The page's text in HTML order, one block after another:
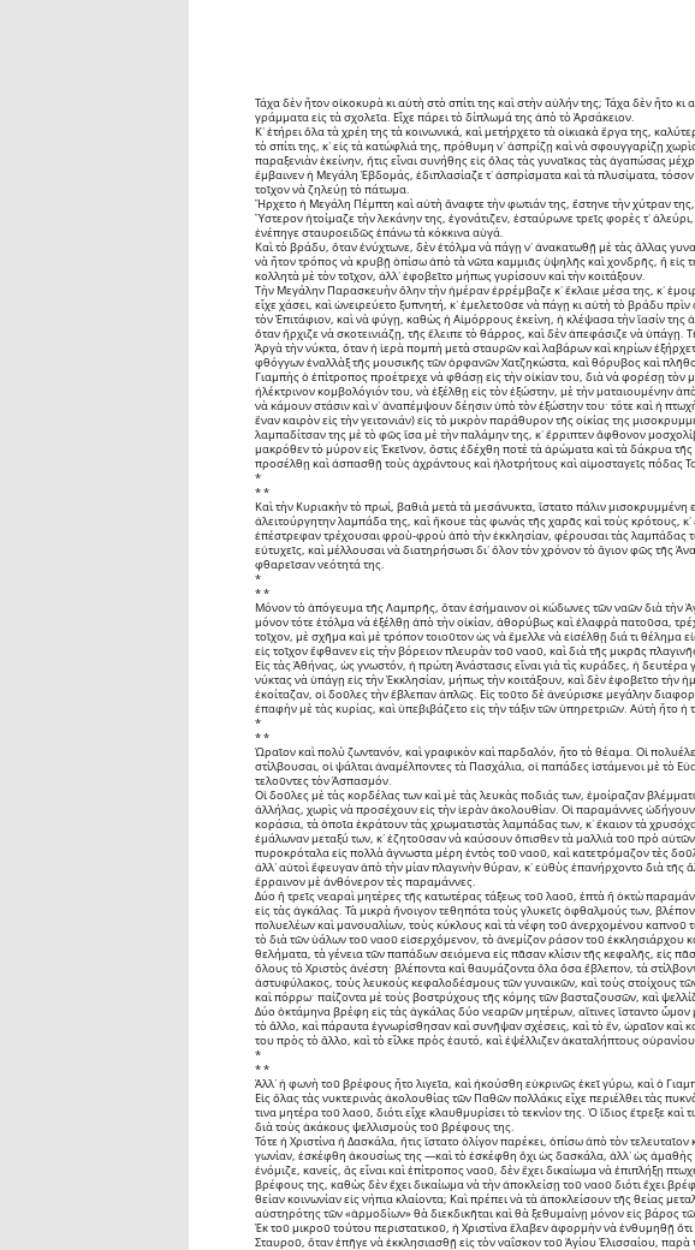
Τάχα δὲν ἦτον οἰκοκυρὰ κι αὐτὴ στὸ σπίτι της καὶ στὴν αὐλήν της; Τάχα δὲν ἦτο
γράμματα εἰς τὰ σχολεῖα. Εἶχε πάρει τὸ δίπλωμά της ἀπὸ τὸ Ἀρσάκειον.
Κ᾽ ἐτήρει ὅλα τὰ χρέη της τὰ κοινωνικά, καὶ μετήρχετο τὰ οἰκιακὰ ἔργα της,
τὸ σπίτι της, κ᾽ εἰς τὰ κατώφλιά της, πρόθυμη ν᾽ ἀσπρίζῃ καὶ νὰ σφουγγαρίζῃ
παραξενιὰν ἐκείνην, ἥτις εἶναι συνήθης εἰς ὅλας τὰς γυναῖκας τὰς ἀγαπώσας
ἔμβαινεν ἡ Μεγάλη Ἑβδομάς, ἐδιπλασίαζε τ᾽ ἀσπρίσματα καὶ τὰ πλυσίματα,
τοῖχον νὰ ζηλεύῃ τὸ πάτωμα.
Ἤρχετο ἡ Μεγάλη Πέμπτη καὶ αὐτὴ ἄναφτε τὴν φωτιάν της, ἔστηνε τὴν χύτραν
Ὕστερον ἡτοίμαζε τὴν λεκάνην της, ἐγονάτιζεν, ἐσταύρωνε τρεῖς φορὲς τ᾽
ἐνέπηγε σταυροειδῶς ἐπάνω τὰ κόκκινα αὐγά.
Καὶ τὸ βράδυ, ὅταν ἐνύχτωνε, δὲν ἐτόλμα νὰ πάγῃ ν᾽ ἀνακατωθῇ μὲ τὰς ἄλλας
νὰ ἦτον τρόπος νὰ κρυβῇ ὀπίσω ἀπὸ τὰ νῶτα καμμιᾶς ὑψηλῆς καὶ χονδρῆς, ἢ εἰς
κολλητὰ μὲ τὸν τοῖχον, ἀλλ᾽ ἐφοβεῖτο μήπως γυρίσουν καὶ τὴν κοιτάξουν.
Τὴν Μεγάλην Παρασκευὴν ὅλην τὴν ἡμέραν ἐρρέμβαζε κ᾽ ἔκλαιε μέσα της, κ᾽
εἶχε χάσει, καὶ ὠνειρεύετο ξυπνητή, κ᾽ ἐμελετοῦσε νὰ πάγῃ κι αὐτὴ τὸ βράδυ
τὸν Ἐπιτάφιον, καὶ νὰ φύγῃ, καθὼς ἡ Αἱμόρρους ἐκείνη, ἡ κλέψασα τὴν ἴασίν της
ὅταν ἤρχιζε νὰ σκοτεινιάζῃ, τῆς ἔλειπε τὸ θάρρος, καὶ δὲν ἀπεφάσιζε νὰ ὑπάγῃ.
Ἀργὰ τὴν νύκτα, ὅταν ἡ ἱερὰ πομπὴ μετὰ σταυρῶν καὶ λαβάρων καὶ κηρίων
φθόγγων ἐναλλὰξ τῆς μουσικῆς τῶν ὀρφανῶν Χατζηκώστα, καὶ θόρυβος καὶ
Γιαμπὴς ὁ ἐπίτροπος προέτρεχε νὰ φθάσῃ εἰς τὴν οἰκίαν του, διὰ νὰ φορέσῃ τὸν
ἠλέκτρινον κομβολόγιόν του, νὰ ἐξέλθῃ εἰς τὸν ἐξώστην, μὲ τὴν ματαιουμένην
νὰ κάμουν στάσιν καὶ ν᾽ ἀναπέμψουν δέησιν ὑπὸ τὸν ἐξώστην του· τότε καὶ ἡ
ἕναν καιρὸν εἰς τὴν γειτονιάν) εἰς τὸ μικρὸν παράθυρον τῆς οἰκίας της
λαμπαδίτσαν της μὲ τὸ φῶς ἴσα μὲ τὴν παλάμην της, κ᾽ ἔρριπτεν ἄφθονον
μακρόθεν τὸ μύρον εἰς Ἐκεῖνον, ὅστις ἐδέχθη ποτὲ τὰ ἀρώματα καὶ τὰ δάκρυα
προσέλθῃ καὶ ἀσπασθῇ τοὺς ἀχράντους καὶ ἡλοτρήτους καὶ αἱμοσταγεῖς πόδας
*
* *
Καὶ τὴν Κυριακὴν τὸ πρωί, βαθιὰ μετὰ τὰ μεσάνυκτα, ἵστατο πάλιν
ἀλειτούργητην λαμπάδα της, καὶ ἤκουε τὰς φωνὰς τῆς χαρᾶς καὶ τοὺς κρότους,
ἐπέστρεφαν τρέχουσαι φροὺ-φροὺ ἀπὸ τὴν ἐκκλησίαν, φέρουσαι τὰς λαμπάδας
εὐτυχεῖς, καὶ μέλλουσαι νὰ διατηρήσωσι δι᾽ ὅλον τὸν χρόνον τὸ ἅγιον φῶς τῆς
φθαρεῖσαν νεότητά της.
*
* *
Μόνον τὸ ἀπόγευμα τῆς Λαμπρῆς, ὅταν ἐσήμαινον οἱ κώδωνες τῶν ναῶν διὰ τὴν
μόνον τότε ἐτόλμα νὰ ἐξέλθῃ ἀπὸ τὴν οἰκίαν, ἀθορύβως καὶ ἐλαφρὰ πατοῦσα,
τοῖχον, μὲ σχῆμα καὶ μὲ τρόπον τοιοῦτον ὡς νὰ ἔμελλε νὰ εἰσέλθῃ διά τι θέλημα
εἰς τοῖχον ἔφθανεν εἰς τὴν βόρειον πλευρὰν τοῦ ναοῦ, καὶ διὰ τῆς μικρᾶς
Εἰς τὰς Ἀθήνας, ὡς γνωστόν, ἡ πρώτη Ἀνάστασις εἶναι γιὰ τὶς κυράδες, ἡ δευτέρα
νύκτας νὰ ὑπάγῃ εἰς τὴν Ἐκκλησίαν, μήπως τὴν κοιτάξουν, καὶ δὲν ἐφοβεῖτο τὴν
ἐκοίταζαν, οἱ δοῦλες τὴν ἔβλεπαν ἁπλῶς. Εἰς τοῦτο δὲ ἀνεύρισκε μεγάλην
ἐπαφὴν μὲ τὰς κυρίας, καὶ ὑπεβιβάζετο εἰς τὴν τάξιν τῶν ὑπηρετριῶν. Αὐτὴ ἦτο ἡ
*
* *
Ὡραῖον καὶ πολὺ ζωντανόν, καὶ γραφικὸν καὶ παρδαλόν, ἦτο τὸ θέαμα. Οἱ
στίλβουσαι, οἱ ψάλται ἀναμέλποντες τὰ Πασχάλια, οἱ παπάδες ἱστάμενοι μὲ τὸ
τελοῦντες τὸν Ἀσπασμόν.
Οἱ δοῦλες μὲ τὰς κορδέλας των καὶ μὲ τὰς λευκὰς ποδιάς των, ἐμοίραζαν
ἀλλήλας, χωρὶς νὰ προσέχουν εἰς τὴν ἱερὰν ἀκολουθίαν. Οἱ παραμάννες ὡδήγουν
κοράσια, τὰ ὁποῖα ἐκράτουν τὰς χρωματιστὰς λαμπάδας των, κ᾽ ἔκαιον τὰ
ἐμάλωναν μεταξύ των, κ᾽ ἐζητοῦσαν νὰ καύσουν ὄπισθεν τὰ μαλλιὰ τοῦ πρὸ
πυροκρόταλα εἰς πολλὰ ἄγνωστα μέρη ἐντὸς τοῦ ναοῦ, καὶ κατετρόμαζον τὲς
ἀλλ᾽ αὐτοὶ ἔφευγαν ἀπὸ τὴν μίαν πλαγινὴν θύραν, κ᾽ εὐθὺς ἐπανήρχοντο διὰ τῆς
ἔρραινον μὲ ἀνθόνερον τὲς παραμάννες.
Δύο ἢ τρεῖς νεαραὶ μητέρες τῆς κατωτέρας τάξεως τοῦ λαοῦ, ἑπτὰ ἢ ὀκτὼ
εἰς τὰς ἀγκάλας. Τὰ μικρὰ ἤνοιγον τεθηπότα τοὺς γλυκεῖς ὀφθαλμούς των,
πολυελέων καὶ μανουαλίων, τοὺς κύκλους καὶ τὰ νέφη τοῦ ἀνερχομένου καπνοῦ
τὸ διὰ τῶν ὑάλων τοῦ ναοῦ εἰσερχόμενον, τὸ ἀνεμίζον ράσον τοῦ ἐκκλησιάρχου
θελήματα, τὰ γένεια τῶν παπάδων σειόμενα εἰς πᾶσαν κλίσιν τῆς κεφαλῆς, εἰς
ὅλους τὸ Χριστὸς ἀνέστη· βλέποντα καὶ θαυμάζοντα ὅλα ὅσα ἔβλεπον, τὰ
ἀστυφύλακος, τοὺς λευκοὺς κεφαλοδέσμους τῶν γυναικῶν, καὶ τοὺς στοίχους
καὶ πόρρω· παίζοντα μὲ τοὺς βοστρύχους τῆς κόμης τῶν βασταζουσῶν, καὶ
Δύο ὀκτάμηνα βρέφη εἰς τὰς ἀγκάλας δύο νεαρῶν μητέρων, αἵτινες ἵσταντο
τὸ ἄλλο, καὶ πάραυτα ἐγνωρίσθησαν καὶ συνῆψαν σχέσεις, καὶ τὸ ἕν, ὡραῖον καὶ
του πρὸς τὸ ἄλλο, καὶ τὸ εἷλκε πρὸς ἑαυτό, καὶ ἐψέλλιζεν ἀκαταλήπτους
*
* *
Ἀλλ᾽ ἡ φωνὴ τοῦ βρέφους ἦτο λιγεῖα, καὶ ἠκούσθη εὐκρινῶς ἐκεῖ γύρω, καὶ ὁ
Εἰς ὅλας τὰς νυκτερινὰς ἀκολουθίας τῶν Παθῶν πολλάκις εἶχε περιέλθει τὰς
τινα μητέρα τοῦ λαοῦ, διότι εἶχε κλαυθμυρίσει τὸ τεκνίον της. Ὁ ἴδιος ἔτρεξε
διὰ τοὺς ἀκάκους ψελλισμοὺς τοῦ βρέφους της.
Τότε ἡ Χριστίνα ἡ Δασκάλα, ἥτις ἵστατο ὀλίγον παρέκει, ὀπίσω ἀπὸ τὸν
γωνίαν, ἐσκέφθη ἀκουσίως της ―καὶ τὸ ἐσκέφθη ὄχι ὡς δασκάλα, ἀλλ᾽ ὡς
ἐνόμιζε, κανείς, ἂς εἶναι καὶ ἐπίτροπος ναοῦ, δὲν ἔχει δικαίωμα νὰ ἐπιπλήξῃ
βρέφους της, καθὼς δὲν ἔχει δικαίωμα νὰ τὴν ἀποκλείσῃ τοῦ ναοῦ διότι ἔχει
θείαν κοινωνίαν εἰς νήπια κλαίοντα; Καὶ πρέπει νὰ τὰ ἀποκλείσουν τῆς θείας
αὐστηρότης τῶν «ἁρμοδίων» θὰ διεκδικῆται καὶ θὰ ξεθυμαίνῃ μόνον εἰς βάρος
Ἐκ τοῦ μικροῦ τούτου περιστατικοῦ, ἡ Χριστίνα ἔλαβεν ἀφορμὴν νὰ ἐνθυμηθῇ
Σταυροῦ, ὅταν ἐπῆγε νὰ ἐκκλησιασθῇ εἰς τὸν ναΐσκον τοῦ Ἁγίου Ἐλισσαίου,